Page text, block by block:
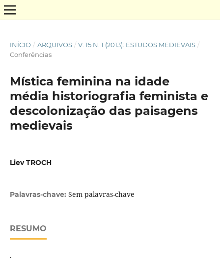
INÍCIO / ARQUIVOS / V. 15 N. 1 (2013): ESTUDOS MEDIEVAIS /
Conferências
Mística feminina na idade
média historiografia feminista e
descolonização das paisagens
medievais
Liev TROCH
Palavras-chave: Sem palavras-chave
RESUMO
.